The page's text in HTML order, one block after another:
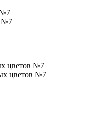
№7
№7
№7
цветов №7
цветов №7